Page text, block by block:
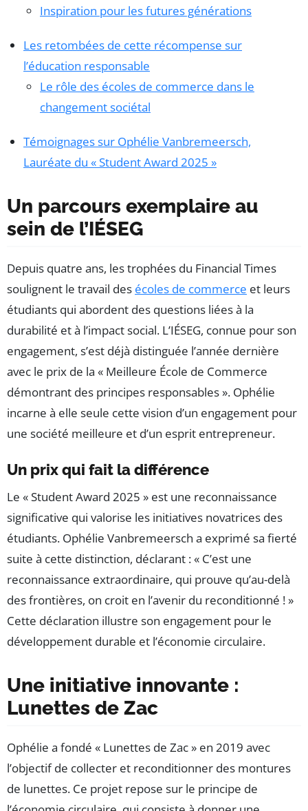
Inspiration pour les futures générations
Les retombées de cette récompense sur
l’éducation responsable
Le rôle des écoles de commerce dans le
changement sociétal
Témoignages sur Ophélie Vanbremeersch,
Lauréate du « Student Award 2025 »
Un parcours exemplaire au
sein de l’IÉSEG
Depuis quatre ans, les trophées du Financial Times
soulignent le travail des écoles de commerce et leurs
étudiants qui abordent des questions liées à la
durabilité et à l’impact social. L’IÉSEG, connue pour son
engagement, s’est déjà distinguée l’année dernière
avec le prix de la « Meilleure École de Commerce
démontrant des principes responsables ». Ophélie
incarne à elle seule cette vision d’un engagement pour
une société meilleure et d’un esprit entrepreneur.
Un prix qui fait la différence
Le « Student Award 2025 » est une reconnaissance
significative qui valorise les initiatives novatrices des
étudiants. Ophélie Vanbremeersch a exprimé sa fierté
suite à cette distinction, déclarant : « C’est une
reconnaissance extraordinaire, qui prouve qu’au-delà
des frontières, on croit en l’avenir du reconditionné ! »
Cette déclaration illustre son engagement pour le
développement durable et l’économie circulaire.
Une initiative innovante :
Lunettes de Zac
Ophélie a fondé « Lunettes de Zac » en 2019 avec
l’objectif de collecter et reconditionner des montures
de lunettes. Ce projet repose sur le principe de